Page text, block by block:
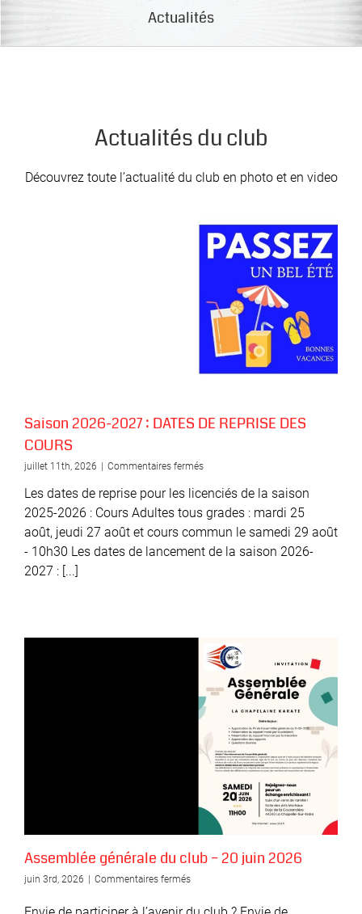
Actualités
Actualités du club
Découvrez toute l’actualité du club en photo et en video
Saison 2026-2027 : DATES DE REPRISE DES
COURS
juillet 11th, 2026 Commentaires ferméssur
2026-
2027
DATES
DE
Les dates de reprise pour les licenciés de la saison
2025-2026 : Cours Adultes tous grades : mardi 25
août, jeudi 27 août et cours commun le samedi 29 août
- 10h30 Les dates de lancement de la saison 2026-
2027 : [...]
Assemblée générale du club – 20 juin 2026
juin 3rd, 2026 | Commentaires ferméssur
générale